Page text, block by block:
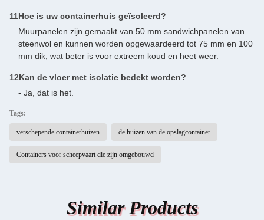
11Hoe is uw containerhuis geïsoleerd?
Muurpanelen zijn gemaakt van 50 mm sandwichpanelen van
steenwol en kunnen worden opgewaardeerd tot 75 mm en 100
mm dik, wat beter is voor extreem koud en heet weer.
12Kan de vloer met isolatie bedekt worden?
- Ja, dat is het.
Tags:
verschepende containerhuizen de huizen van de opslagcontainer
Containers voor scheepvaart die zijn omgebouwd
Similar Products